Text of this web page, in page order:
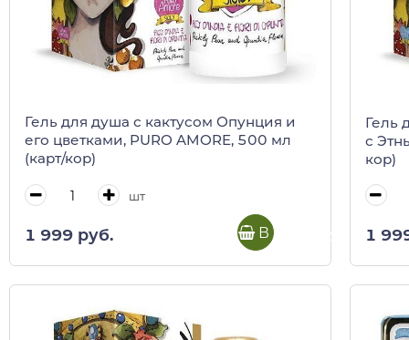
Гель для душа с кактусом Опунция и
его цветками, PURO AMORE, 500 мл
(карт/кор)
шт
1 999 руб. В корзину
Гель
с
кор)
1